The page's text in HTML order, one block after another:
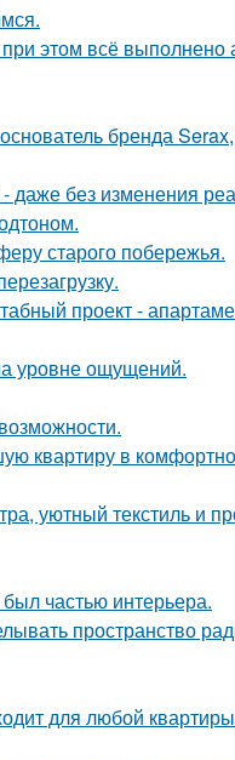
этом всё выполнено
бренда
без изменения
старого побережья.
проект -
уровне ощущений.
квартиру в
уютный текстиль и
частью интерьера.
пространство
для любой